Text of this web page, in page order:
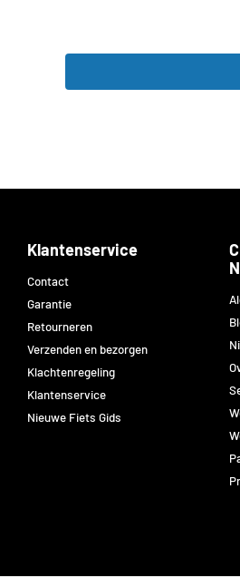
Klantenservice
Contact
Garantie
Retourneren
Verzenden en bezorgen
Klachtenregeling
Klantenservice
Nieuwe Fiets Gids